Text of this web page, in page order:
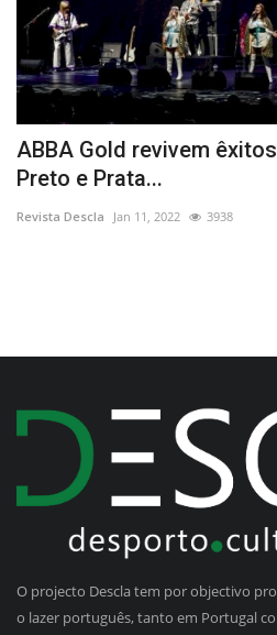
ABBA Gold revivem
Preto e Prata...
Revista Descla Jan 11, 2022 3938
O projecto Descla tem por objectivo
o lazer português, tanto em Portugal